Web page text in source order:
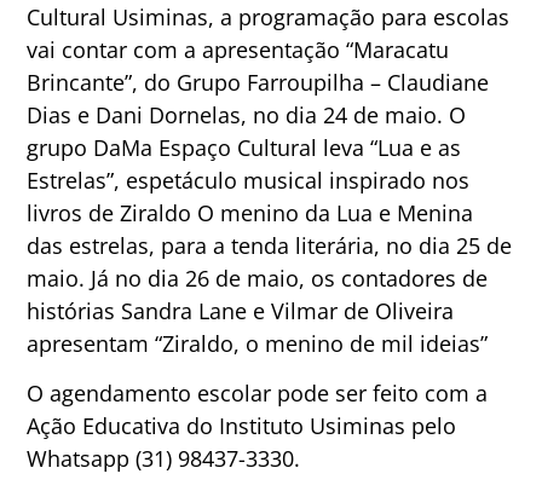
Cultural Usiminas, a programação para escolas
vai contar com a apresentação “Maracatu
Brincante”, do Grupo Farroupilha – Claudiane
Dias e Dani Dornelas, no dia 24 de maio. O
grupo DaMa Espaço Cultural leva “Lua e as
Estrelas”, espetáculo musical inspirado nos
livros de Ziraldo O menino da Lua e Menina
das estrelas, para a tenda literária, no dia 25 de
maio. Já no dia 26 de maio, os contadores de
histórias Sandra Lane e Vilmar de Oliveira
apresentam “Ziraldo, o menino de mil ideias”
O agendamento escolar pode ser feito com a
Ação Educativa do Instituto Usiminas pelo
Whatsapp (31) 98437-3330.